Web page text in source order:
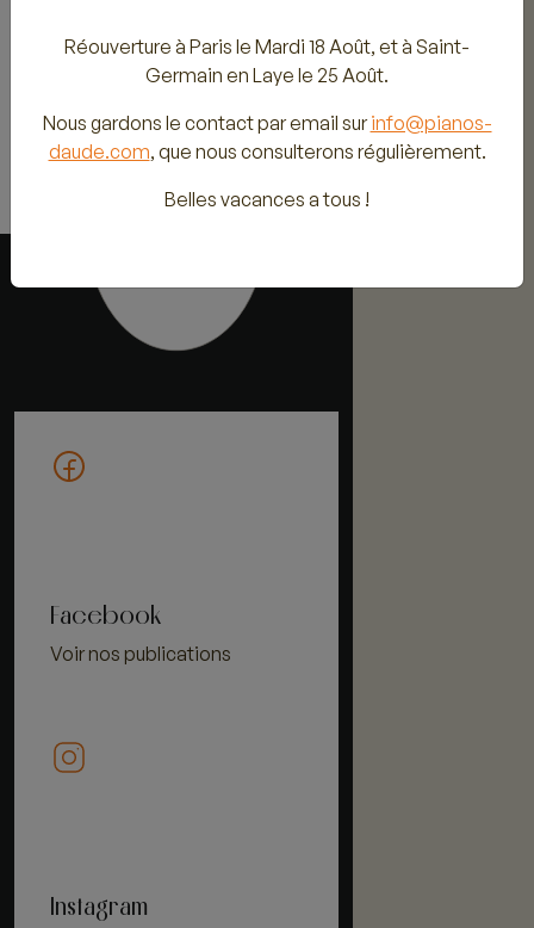
Facebook
Voir nos publications
Instagram
Réouverture à Paris le Mardi 18 Août, et à Saint-
Germain en Laye le 25 Août.
Nous gardons le contact par email surinfo@pianos-
daude.com, que nous consulterons régulièrement.
Belles vacances a tous !